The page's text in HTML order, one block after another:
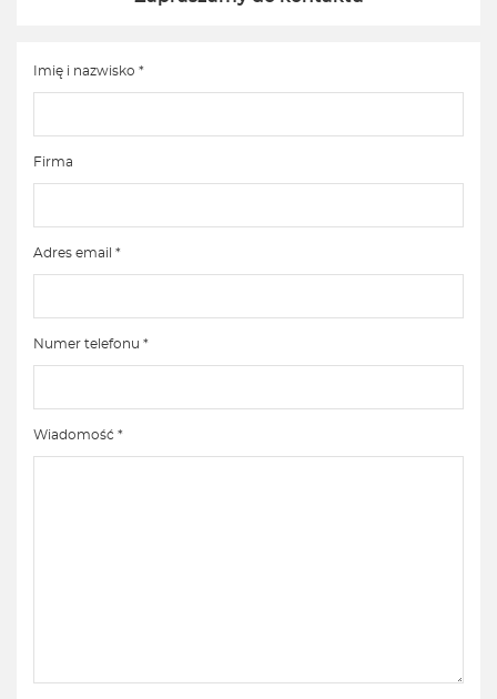
Imię i nazwisko *
Firma
Adres email *
Numer telefonu *
Wiadomość *